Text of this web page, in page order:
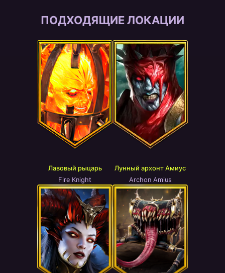
ПОДХОДЯЩИЕ ЛОКАЦИИ
Лавовый рыцарь
Fire Knight
Лунный архонт Амиус
Archon Amius